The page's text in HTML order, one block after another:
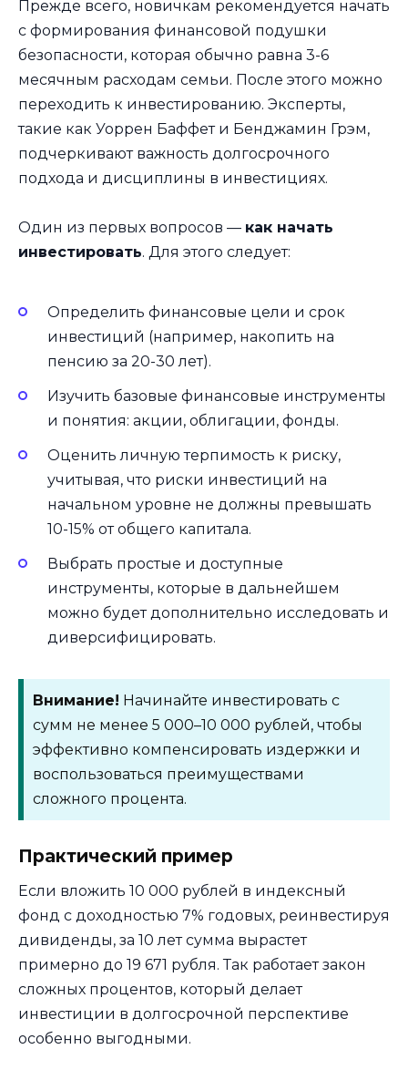
Прежде всего, новичкам рекомендуется начать
с формирования финансовой подушки
безопасности, которая обычно равна 3-6
месячным расходам семьи. После этого можно
переходить к инвестированию. Эксперты,
такие как Уоррен Баффет и Бенджамин Грэм,
подчеркивают важность долгосрочного
подхода и дисциплины в инвестициях.
Один из первых вопросов — как начать
инвестировать. Для этого следует:
Определить финансовые цели и срок
инвестиций (например, накопить на
пенсию за 20-30 лет).
Изучить базовые финансовые инструменты
и понятия: акции, облигации, фонды.
Оценить личную терпимость к риску,
учитывая, что риски инвестиций на
начальном уровне не должны превышать
10-15% от общего капитала.
Выбрать простые и доступные
инструменты, которые в дальнейшем
можно будет дополнительно исследовать и
диверсифицировать.
Внимание! Начинайте инвестировать с
сумм не менее 5 000–10 000 рублей, чтобы
эффективно компенсировать издержки и
воспользоваться преимуществами
сложного процента.
Практический пример
Если вложить 10 000 рублей в индексный
фонд с доходностью 7% годовых, реинвестируя
дивиденды, за 10 лет сумма вырастет
примерно до 19 671 рубля. Так работает закон
сложных процентов, который делает
инвестиции в долгосрочной перспективе
особенно выгодными.